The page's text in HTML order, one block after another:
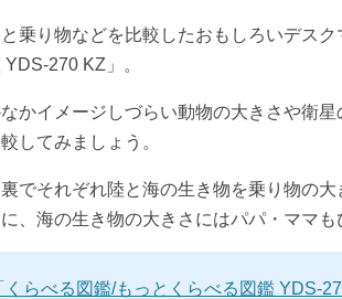
乗り物などを比較したおもしろいデス
YDS-270 KZ」。
かイメージしづらい動物の大きさや衛
してみましょう。
でそれぞれ陸と海の生き物を乗り物の大
、海の生き物の大きさにはパパ・ママも
くらべる図鑑/もっとくらべる図鑑 YDS-